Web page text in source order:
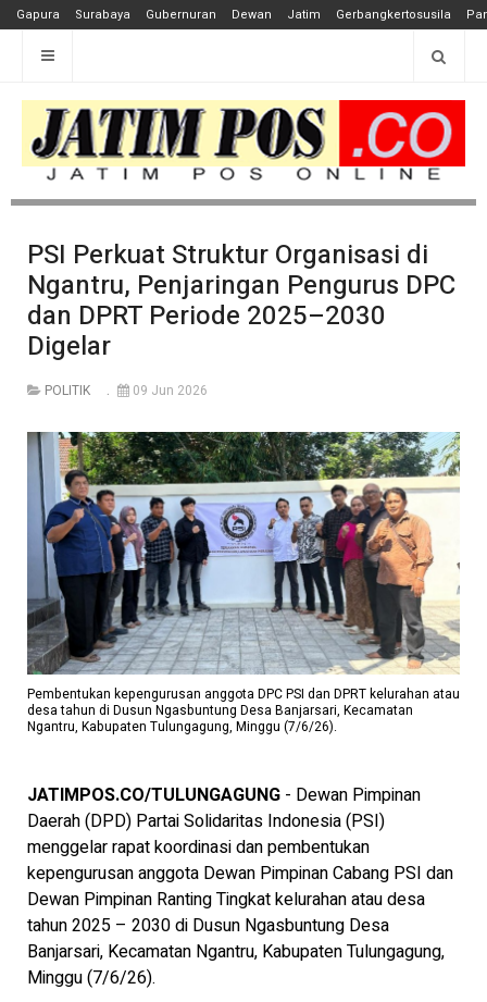
Gapura Surabaya Gubernuran Dewan Jatim Gerbangkertosusila
PSI Perkuat Struktur Organisasi di
Ngantru, Penjaringan Pengurus DPC
dan DPRT Periode 2025–2030
Digelar
POLITIK 09 Jun 2026
Pembentukan kepengurusan anggota DPC PSI dan DPRT kelurahan atau
desa tahun di Dusun Ngasbuntung Desa Banjarsari, Kecamatan
Ngantru, Kabupaten Tulungagung, Minggu (7/6/26).
JATIMPOS.CO/TULUNGAGUNG - Dewan Pimpinan
Daerah (DPD) Partai Solidaritas Indonesia (PSI)
menggelar rapat koordinasi dan pembentukan
kepengurusan anggota Dewan Pimpinan Cabang PSI dan
Dewan Pimpinan Ranting Tingkat kelurahan atau desa
tahun 2025 – 2030 di Dusun Ngasbuntung Desa
Banjarsari, Kecamatan Ngantru, Kabupaten Tulungagung,
Minggu (7/6/26).